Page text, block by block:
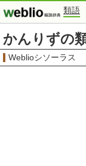
類語
かんりずの
Weblioシソーラス